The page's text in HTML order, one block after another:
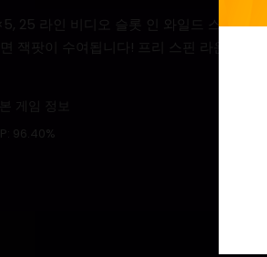
25 라인 비디오 슬롯 인 와일드 스펠스
면 잭팟이 수여됩니다! 프리 스핀 라운드
게임 정보
96.40%